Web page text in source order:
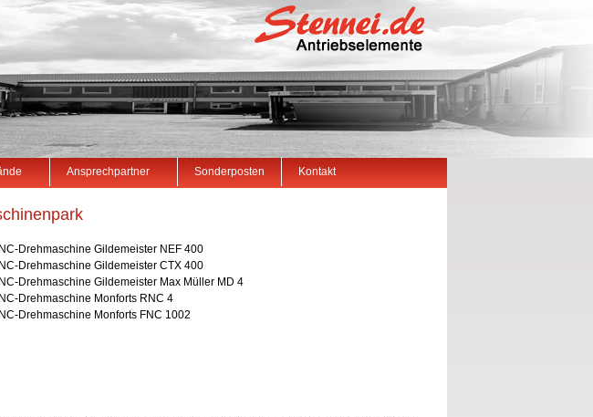
Ansprechpartner Sonderposten Kontakt
Drehmaschine Gildemeister NEF 400
Drehmaschine Gildemeister CTX 400
Drehmaschine Gildemeister Max Müller MD 4
Drehmaschine Monforts RNC 4
Drehmaschine Monforts FNC 1002